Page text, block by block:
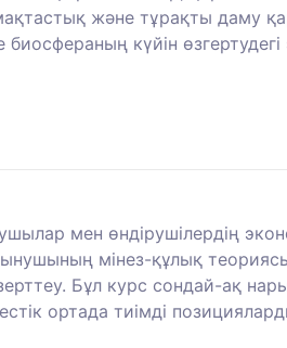
және тұрақты даму
күйін
мен өндірушілердің
мінез-құлық
Бұл курс сондай-ақ
ортада тиімді